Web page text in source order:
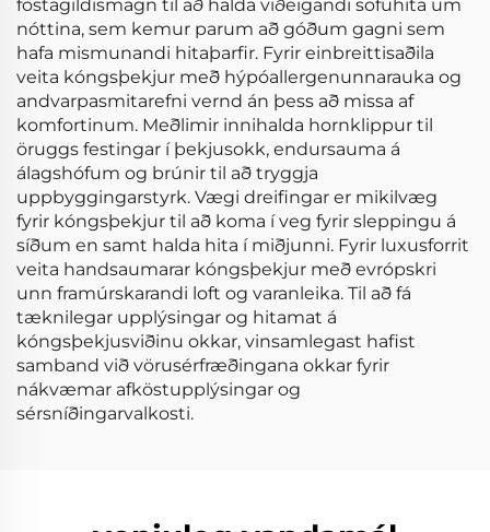
föstagildismagn til að halda viðeigandi sofuhita um
nóttina, sem kemur parum að góðum gagni sem
hafa mismunandi hitaþarfir. Fyrir einbreittisaðila
veita kóngsþekjur með hýpóallergenunnarauka og
andvarpasmitarefni vernd án þess að missa af
komfortinum. Meðlimir innihalda hornklippur til
öruggs festingar í þekjusokk, endursauma á
álagshófum og brúnir til að tryggja
uppbyggingarstyrk. Vægi dreifingar er mikilvæg
fyrir kóngsþekjur til að koma í veg fyrir sleppingu á
síðum en samt halda hita í miðjunni. Fyrir luxusforrit
veita handsaumarar kóngsþekjur með evrópskri
unn framúrskarandi loft og varanleika. Til að fá
tæknilegar upplýsingar og hitamat á
kóngsþekjusviðinu okkar, vinsamlegast hafist
samband við vörusérfræðingana okkar fyrir
nákvæmar afköstupplýsingar og
sérsníðingarvalkosti.